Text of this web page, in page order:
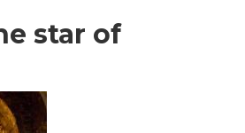
star of